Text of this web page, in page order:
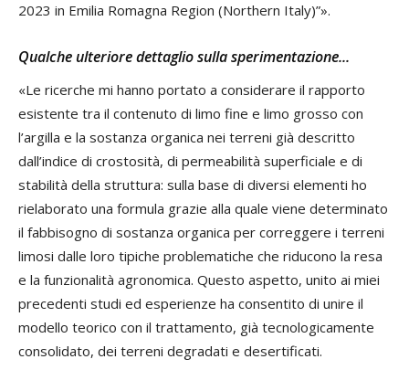
2023 in Emilia Romagna Region (Northern Italy)”».
Qualche ulteriore dettaglio sulla sperimentazione...
«Le ricerche mi hanno portato a considerare il rapporto
esistente tra il contenuto di limo fine e limo grosso con
l’argilla e la sostanza organica nei terreni già descritto
dall’indice di crostosità, di permeabilità superficiale e di
stabilità della struttura: sulla base di diversi elementi ho
rielaborato una formula grazie alla quale viene determinato
il fabbisogno di sostanza organica per correggere i terreni
limosi dalle loro tipiche problematiche che riducono la resa
e la funzionalità agronomica. Questo aspetto, unito ai miei
precedenti studi ed esperienze ha consentito di unire il
modello teorico con il trattamento, già tecnologicamente
consolidato, dei terreni degradati e desertificati.